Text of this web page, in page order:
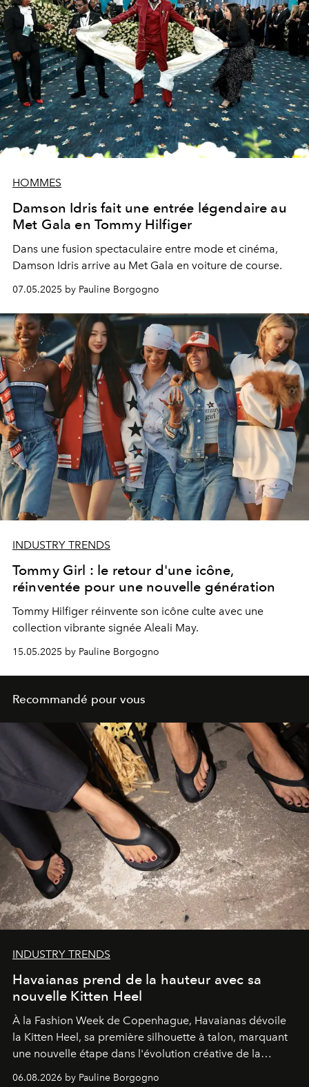
HOMMES
Damson Idris fait une entrée légendaire au
Met Gala en Tommy Hilfiger
Dans une fusion spectaculaire entre mode et cinéma,
Damson Idris arrive au Met Gala en voiture de course.
07.05.2025 by Pauline Borgogno
INDUSTRY TRENDS
Tommy Girl : le retour d'une icône,
réinventée pour une nouvelle génération
Tommy Hilfiger réinvente son icône culte avec une
collection vibrante signée Aleali May.
15.05.2025 by Pauline Borgogno
Recommandé pour vous
INDUSTRY TRENDS
Havaianas prend de la hauteur avec sa
nouvelle Kitten Heel
À la Fashion Week de Copenhague, Havaianas dévoile
la Kitten Heel, sa première silhouette à talon, marquant
une nouvelle étape dans l'évolution créative de la
06.08.2026 by Pauline Borgogno